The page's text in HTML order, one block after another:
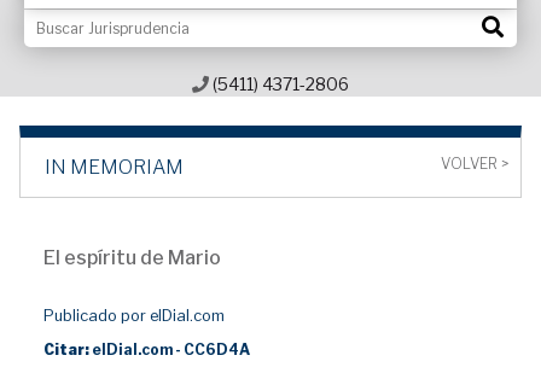
Contacto
(5411) 4371-2806
IN MEMORIAM VOLVER >
El espíritu de Mario
Publicado por elDial.com
Citar: elDial.com - CC6D4A